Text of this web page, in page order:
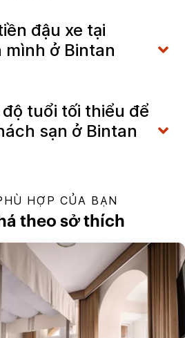
đậu xe tại
mình ở Bintan
tuổi tối thiểu để
sạn ở Bintan
HỢP CỦA BẠN
theo sở thích